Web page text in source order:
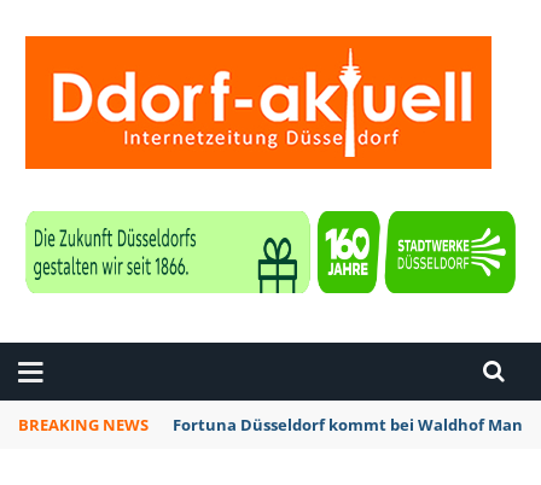
BREAKING NEWS Fortuna Düsseldorf kommt bei Waldhof